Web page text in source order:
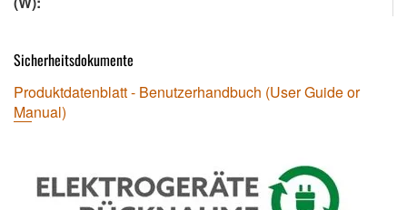
Sicherheitsdokumente
Produktdatenblatt - Benutzerhandbuch (User Guide or
Manual)